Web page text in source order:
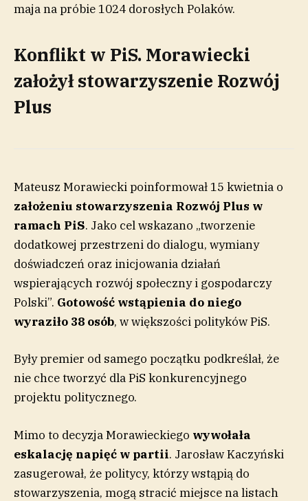
maja na próbie 1024 dorosłych Polaków.
Konflikt w PiS. Morawiecki
założył stowarzyszenie Rozwój
Plus
Mateusz Morawiecki poinformował 15 kwietnia o
założeniu stowarzyszenia Rozwój Plus w
ramach PiS. Jako cel wskazano „tworzenie
dodatkowej przestrzeni do dialogu, wymiany
doświadczeń oraz inicjowania działań
wspierających rozwój społeczny i gospodarczy
Polski”. Gotowość wstąpienia do niego
wyraziło 38 osób, w większości polityków PiS.
Były premier od samego początku podkreślał, że
nie chce tworzyć dla PiS konkurencyjnego
projektu politycznego.
Mimo to decyzja Morawieckiego wywołała
eskalację napięć w partii. Jarosław Kaczyński
zasugerował, że politycy, którzy wstąpią do
stowarzyszenia, mogą stracić miejsce na listach